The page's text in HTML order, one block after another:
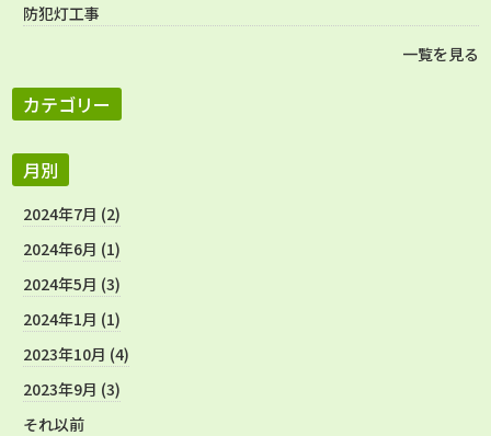
防犯灯工事
一覧を見る
カテゴリー
月別
2024年7月 (2)
2024年6月 (1)
2024年5月 (3)
2024年1月 (1)
2023年10月 (4)
2023年9月 (3)
それ以前